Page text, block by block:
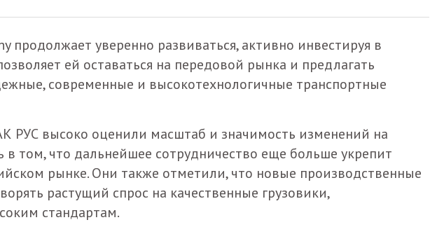
продолжает уверенно развиваться, активно инвестируя в
ей оставаться на передовой рынка и предлагать
современные и высокотехнологичные транспортные
РУС высоко оценили масштаб и значимость изменений на
в том, что дальнейшее сотрудничество еще больше укрепит
рынке. Они также отметили, что новые производственные
растущий спрос на качественные грузовики,
стандартам.